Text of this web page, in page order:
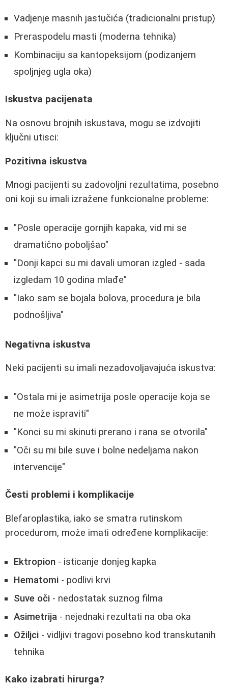
Vadjenje masnih jastučića (tradicionalni pristup)
Preraspodelu masti (moderna tehnika)
Kombinaciju sa kantopeksijom (podizanjem
spoljnjeg ugla oka)
Iskustva pacijenata
Na osnovu brojnih iskustava, mogu se izdvojiti
ključni utisci:
Pozitivna iskustva
Mnogi pacijenti su zadovoljni rezultatima, posebno
oni koji su imali izražene funkcionalne probleme:
"Posle operacije gornjih kapaka, vid mi se
dramatično poboljšao"
"Donji kapci su mi davali umoran izgled - sada
izgledam 10 godina mlađe"
"Iako sam se bojala bolova, procedura je bila
podnošljiva"
Negativna iskustva
Neki pacijenti su imali nezadovoljavajuća iskustva:
"Ostala mi je asimetrija posle operacije koja se
ne može ispraviti"
"Konci su mi skinuti prerano i rana se otvorila"
"Oči su mi bile suve i bolne nedeljama nakon
intervencije"
Česti problemi i komplikacije
Blefaroplastika, iako se smatra rutinskom
procedurom, može imati određene komplikacije:
Ektropion - isticanje donjeg kapka
Hematomi - podlivi krvi
Suve oči - nedostatak suznog filma
Asimetrija - nejednaki rezultati na oba oka
Ožiljci - vidljivi tragovi posebno kod transkutanih
tehnika
Kako izabrati hirurga?